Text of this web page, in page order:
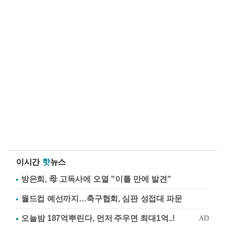
이시간 핫뉴스
방은희, 母 고독사에 오열 "이틀 만에 발견"
월드컵 예선까지…축구협회, 심판 성접대 파문